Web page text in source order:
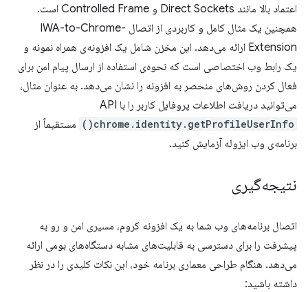
اعتماد بالا مانند Direct Sockets و Controlled Frame است.
همچنین یک مثال کامل و کاربردی از اتصال IWA-to-Chrome-
Extension ارائه می‌دهد. این مخزن شامل یک افزونه‌ی همراه نمونه و
یک رابط وب اختصاصی است که نحوه‌ی استفاده از ارسال پیام امن برای
فعال کردن روش‌های منحصر به افزونه را نشان می‌دهد. به عنوان مثال،
می‌توانید دریافت اطلاعات پروفایل کاربر را با API
chrome.identity.getProfileUserInfo()
مستقیماً از
برنامه‌ی وب ایزوله آزمایش کنید.
نتیجه‌گیری
اتصال برنامه‌های وب شما به یک افزونه کروم، مسیری امن و رو به
پیشرفت را برای دسترسی به قابلیت‌های مشابه دستگاه‌های بومی ارائه
می‌دهد. هنگام طراحی معماری برنامه خود، این نکات کلیدی را در نظر
داشته باشید: